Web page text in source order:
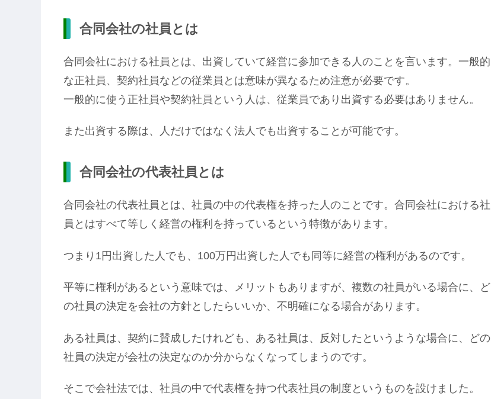
合同会社の社員とは
合同会社における社員とは、出資していて経営に参加できる人のことを言います。一般的
な正社員、契約社員などの従業員とは意味が異なるため注意が必要です。
一般的に使う正社員や契約社員という人は、従業員であり出資する必要はありません。
また出資する際は、人だけではなく法人でも出資することが可能です。
合同会社の代表社員とは
合同会社の代表社員とは、社員の中の代表権を持った人のことです。合同会社における社
員とはすべて等しく経営の権利を持っているという特徴があります。
つまり1円出資した人でも、100万円出資した人でも同等に経営の権利があるのです。
平等に権利があるという意味では、メリットもありますが、複数の社員がいる場合に、ど
の社員の決定を会社の方針としたらいいか、不明確になる場合があります。
ある社員は、契約に賛成したけれども、ある社員は、反対したというような場合に、どの
社員の決定が会社の決定なのか分からなくなってしまうのです。
そこで会社法では、社員の中で代表権を持つ代表社員の制度というものを設けました。